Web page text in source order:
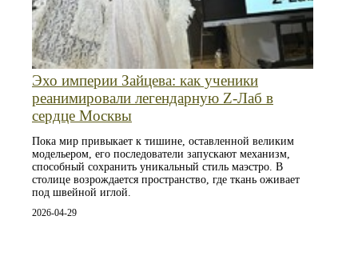
Эхо империи Зайцева: как ученики
реанимировали легендарную Z-Лаб в
сердце Москвы
Пока мир привыкает к тишине, оставленной великим
модельером, его последователи запускают механизм,
способный сохранить уникальный стиль маэстро. В
столице возрождается пространство, где ткань оживает
под швейной иглой.
2026-04-29